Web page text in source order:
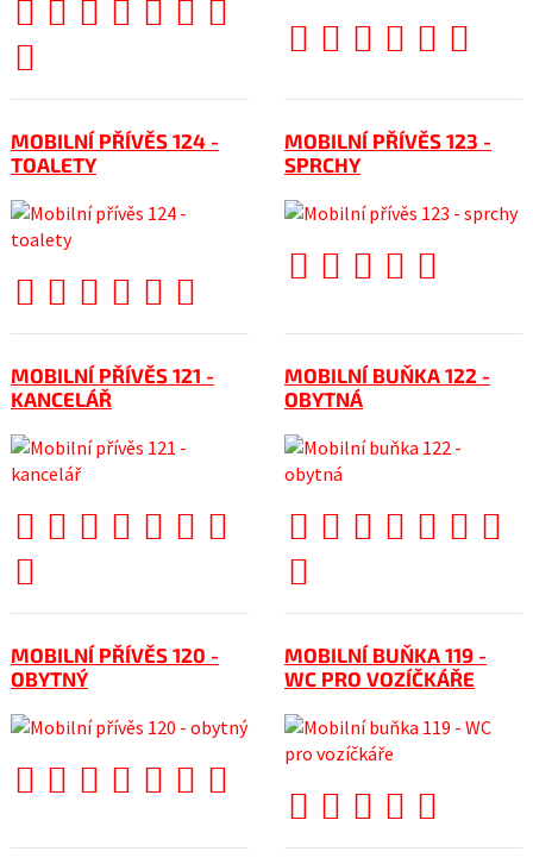
MOBILNÍ PŘÍVĚS 124 -
TOALETY
MOBILNÍ PŘÍVĚS 123 -
SPRCHY
MOBILNÍ PŘÍVĚS 121 -
KANCELÁŘ
MOBILNÍ BUŇKA 122 -
OBYTNÁ
MOBILNÍ PŘÍVĚS 120 -
OBYTNÝ
MOBILNÍ BUŇKA 119 -
WC PRO VOZÍČKÁŘE